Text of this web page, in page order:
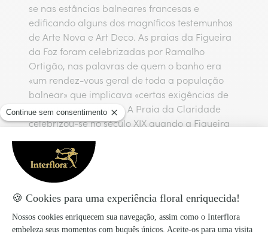
se nas estâncias balneares francesas e
edificando alguns dos magníficos testemunhos
de Arte Nova e Art Deco. As praias da Figueira
da Foz foram celebrizadas por Ramalho
Ortigão, nas palavras de quem o banho era
«um rendez-vous geral de toda a população
balnear» que implicava «certas exigências de
aparato e de toilette». A Praia da Claridade
celebrizou-se no século XIX quando a Figueira
e Cabedelo são praias de surf. O Casino foi
inaugurado nos finais do século XIX, ainda como
Theatro-Circo Saraiva de Carvalho e marcou a
Figueira da Foz com o carácter cosmopolita que
de um porto de pesca e o cosmopolitismo